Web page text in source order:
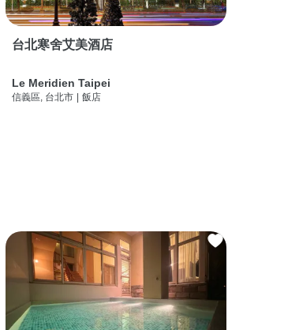
台北寒舍艾美酒店
Le Meridien Taipei
信義區, 台北市 | 飯店